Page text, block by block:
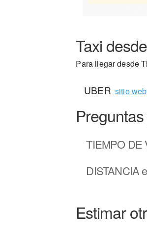
Taxi desde
Para llegar desde
UBER sitio web
TIEMPO DE
DISTANCIA
Estimar